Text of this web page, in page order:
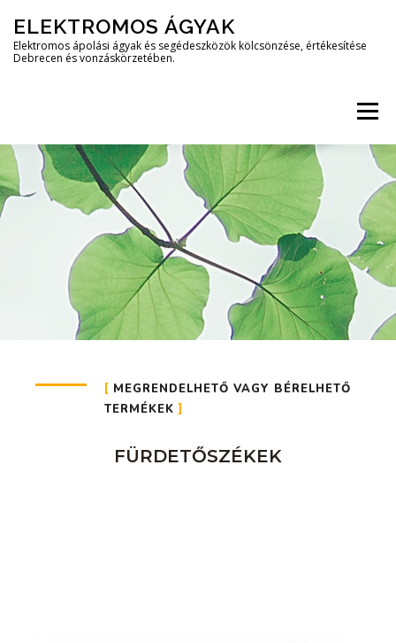
ELEKTROMOS ÁGYAK
Elektromos ápolási ágyak és segédeszközök kölcsönzése, értékesítése
Debrecen és vonzáskörzetében.
Menü
TERMÉKEINK ÁRAK KÖLCSÖNZÉS
VÁSÁRLÁS ÉS SZÁLLÍTÁS KAPCSOLAT
MEGRENDELHETŐ VAGY BÉRELHETŐ
TERMÉKEK
FÜRDETŐSZÉKEK